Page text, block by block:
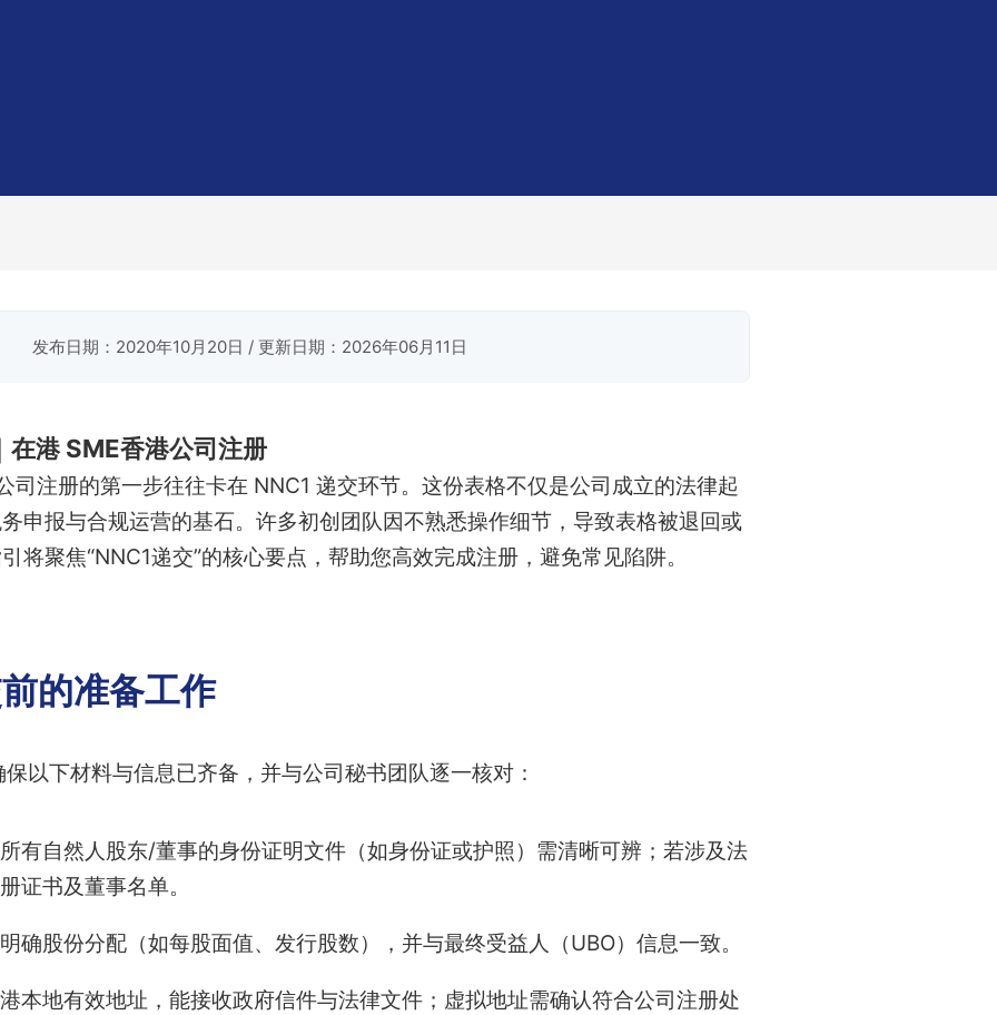
发布日期：2020年10月20日 / 更新日期：2026年06月11日
港 SME香港公司注册
司注册的第一步往往卡在 NNC1 递交环节。这份表格不仅是公司成立的法律起
申报与合规运营的基石。许多初创团队因不熟悉操作细节，导致表格被退回或
将聚焦“NNC1递交”的核心要点，帮助您高效完成注册，避免常见陷阱。
的准备工作
以下材料与信息已齐备，并与公司秘书团队逐一核对：
有自然人股东/董事的身份证明文件（如身份证或护照）需清晰可辨；若涉及法
证书及董事名单。
确股份分配（如每股面值、发行股数），并与最终受益人（UBO）信息一致。
本地有效地址，能接收政府信件与法律文件；虚拟地址需确认符合公司注册处